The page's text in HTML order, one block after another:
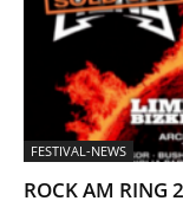
FESTIVAL-NEWS
ROCK AM RING